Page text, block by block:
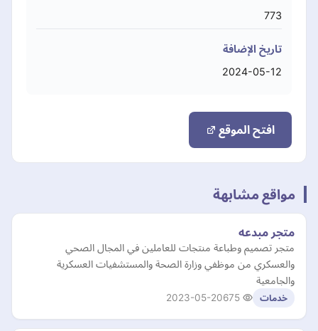
773
تاريخ الإضافة
2024-05-12
افتح الموقع
مواقع مشابهة
متجر مبدعه
متجر تصميم وطباعة منتجات للعاملين في المجال الصحي
والعسكري من موظفي وزارة الصحة والمستشفيات العسكرية
والجامعية
خدمات 2023-05-20